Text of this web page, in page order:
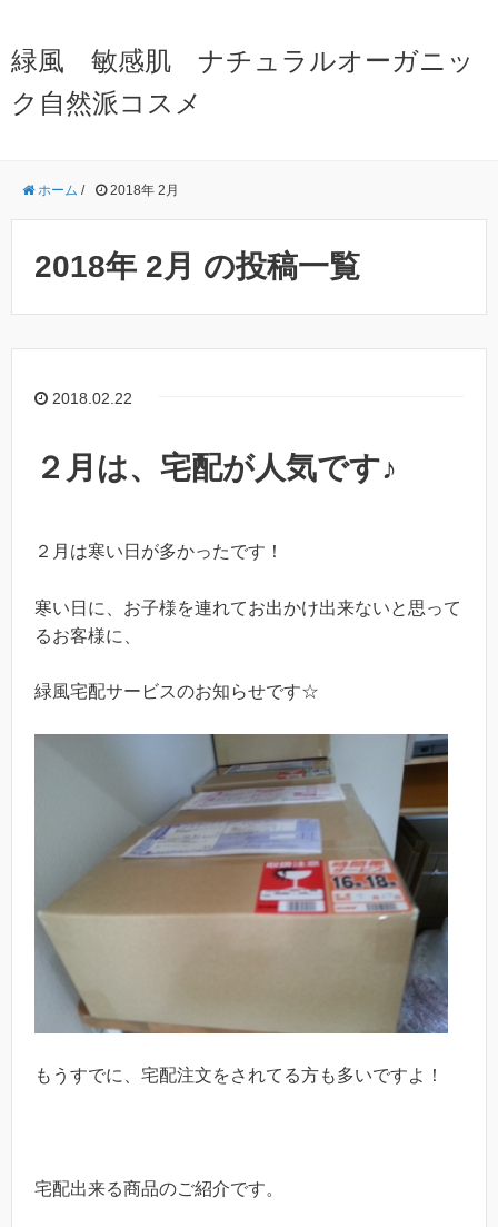
緑風 敏感肌 ナチュラルオーガニッ
ク自然派コスメ
ホーム / 2018年 2月
2018年 2月 の投稿一覧
2018.02.22
２月は、宅配が人気です♪
２月は寒い日が多かったです！
寒い日に、お子様を連れてお出かけ出来ないと思って
るお客様に、
緑風宅配サービスのお知らせです☆
もうすでに、宅配注文をされてる方も多いですよ！
宅配出来る商品のご紹介です。